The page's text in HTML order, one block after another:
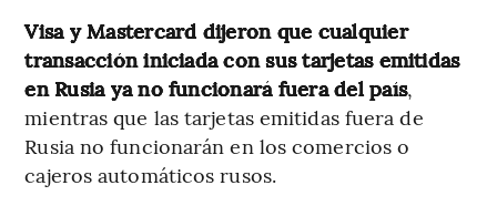
Visa y Mastercard dijeron que cualquier
transacción iniciada con sus tarjetas emitidas
en Rusia ya no funcionará fuera del país,
mientras que las tarjetas emitidas fuera de
Rusia no funcionarán en los comercios o
cajeros automáticos rusos.